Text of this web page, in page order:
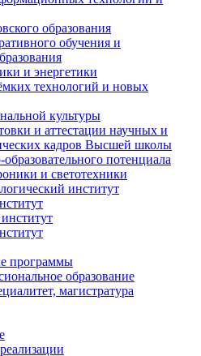
образования
обучения и
и энергетики
технологий и новых
культуры
и аттестации научных и
кадров Высшей школы
потенциала
и светотехники
институт
программы
образование
магистратура